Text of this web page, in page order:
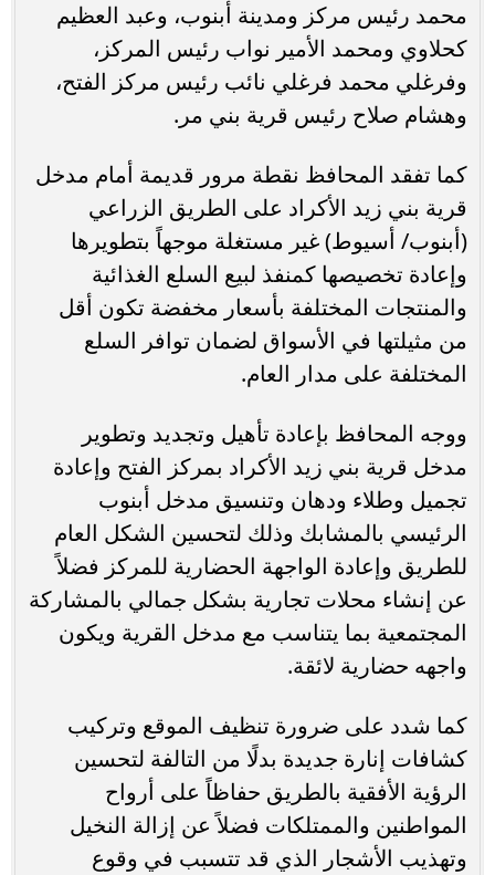
محمد رئيس مركز ومدينة أبنوب، وعبد العظيم
كحلاوي ومحمد الأمير نواب رئيس المركز،
وفرغلي محمد فرغلي نائب رئيس مركز الفتح،
وهشام صلاح رئيس قرية بني مر.
كما تفقد المحافظ نقطة مرور قديمة أمام مدخل
قرية بني زيد الأكراد على الطريق الزراعي
(أبنوب/ أسيوط) غير مستغلة موجهاً بتطويرها
وإعادة تخصيصها كمنفذ لبيع السلع الغذائية
والمنتجات المختلفة بأسعار مخفضة تكون أقل
من مثيلتها في الأسواق لضمان توافر السلع
المختلفة على مدار العام.
ووجه المحافظ بإعادة تأهيل وتجديد وتطوير
مدخل قرية بني زيد الأكراد بمركز الفتح وإعادة
تجميل وطلاء ودهان وتنسيق مدخل أبنوب
الرئيسي بالمشابك وذلك لتحسين الشكل العام
للطريق وإعادة الواجهة الحضارية للمركز فضلاً
عن إنشاء محلات تجارية بشكل جمالي بالمشاركة
المجتمعية بما يتناسب مع مدخل القرية ويكون
واجهه حضارية لائقة.
كما شدد على ضرورة تنظيف الموقع وتركيب
كشافات إنارة جديدة بدلًا من التالفة لتحسين
الرؤية الأفقية بالطريق حفاظاً على أرواح
المواطنين والممتلكات فضلاً عن إزالة النخيل
وتهذيب الأشجار الذي قد تتسبب في وقوع